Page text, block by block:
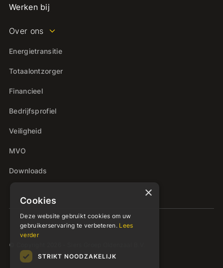
Werken bij
Over ons
Energietransitie
Totaalontzorger
Financieel
Bedrijfsprofiel
Veiligheid
MVO
Downloads
© Copyright 2026 - Siers Groep Oldenzaal B.V.
×
Cookies
Deze website gebruikt cookies om uw
gebruikerservaring te verbeteren. Lees
verder
STRIKT NOODZAKELIJK